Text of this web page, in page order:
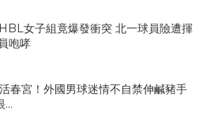
女子組竟爆發衝突 北一球員險遭揮
咆哮
春宮！外國男球迷情不自禁伸鹹豬手
...